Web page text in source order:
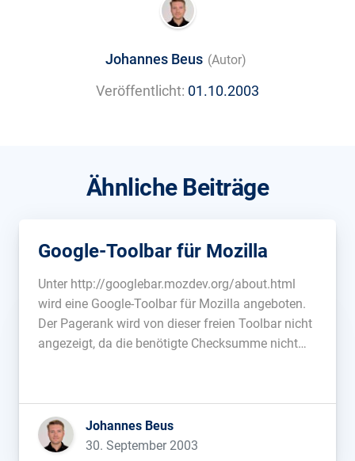
Johannes Beus (Autor)
Veröffentlicht: 01.10.2003
Ähnliche Beiträge
Google-Toolbar für Mozilla
Unter http://googlebar.mozdev.org/about.html
wird eine Google-Toolbar für Mozilla angeboten.
Der Pagerank wird von dieser freien Toolbar nicht
angezeigt, da die benötigte Checksumme nicht
Johannes Beus
30. September 2003